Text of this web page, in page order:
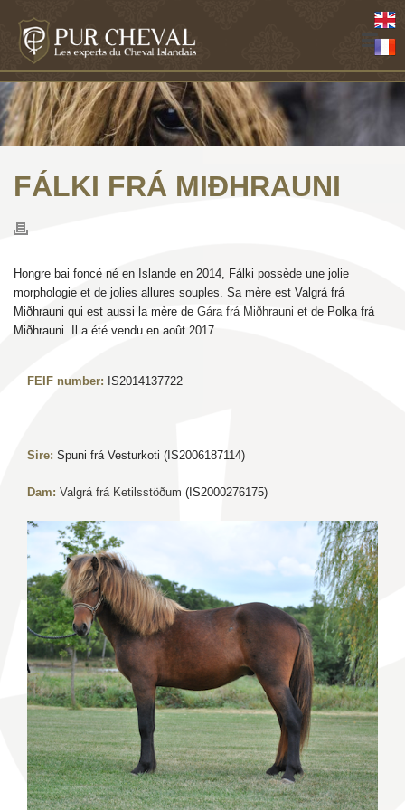
FÁLKI FRÁ MIÐHRAUNI
Hongre bai foncé né en Islande en 2014, Fálki possède une jolie
morphologie et de jolies allures souples. Sa mère est Valgrá frá
Miðhrauni qui est aussi la mère de Gára frá Miðhrauni et de Polka frá
Miðhrauni. Il a été vendu en août 2017.
FEIF number: IS2014137722
Sire: Spuni frá Vesturkoti (IS2006187114)
Dam: Valgrá frá Ketilsstöðum (IS2000276175)